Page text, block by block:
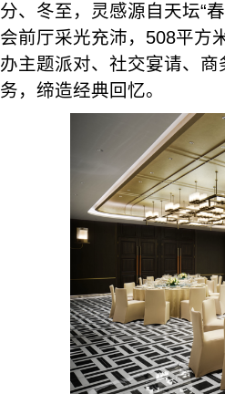
分、冬至，灵感源自天坛“
会前厅采光充沛，508平方
办主题派对、社交宴请、
务，缔造经典回忆。